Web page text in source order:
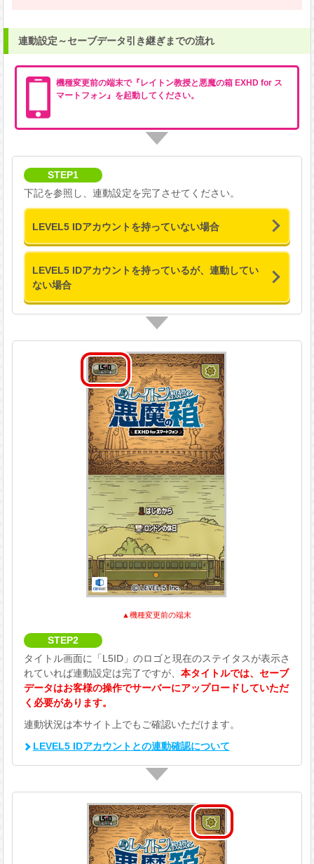
連動設定～セーブデータ引き継ぎまでの流れ
機種変更前の端末で『レイトン教授と悪魔の箱 EXHD for ス
マートフォン』を起動してください。
STEP1
下記を参照し、連動設定を完了させてください。
LEVEL5 IDアカウントを持っていない場合
LEVEL5 IDアカウントを持っているが、連動してい
ない場合
▲機種変更前の端末
STEP2
タイトル画面に「L5ID」のロゴと現在のステイタスが表示さ
れていれば連動設定は完了ですが、 本タイトルでは、セーブ
データはお客様の操作でサーバーにアップロードしていただ
く必要があります。
連動状況は本サイト上でもご確認いただけます。
LEVEL5 IDアカウントとの連動確認について